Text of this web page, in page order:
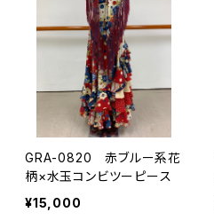
GRA-0820 赤ブルー系花
柄×水玉コンビツーピース
¥15,000